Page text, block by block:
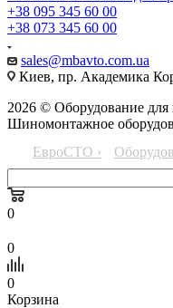
+38 095 345 60 00
+38 073 345 60 00
sales@mbavto.com.ua
Киев, пр. Академика
2026 © Оборудование
Шиномонтажное
ЕвроСТО ›
0
0
0
Корзина